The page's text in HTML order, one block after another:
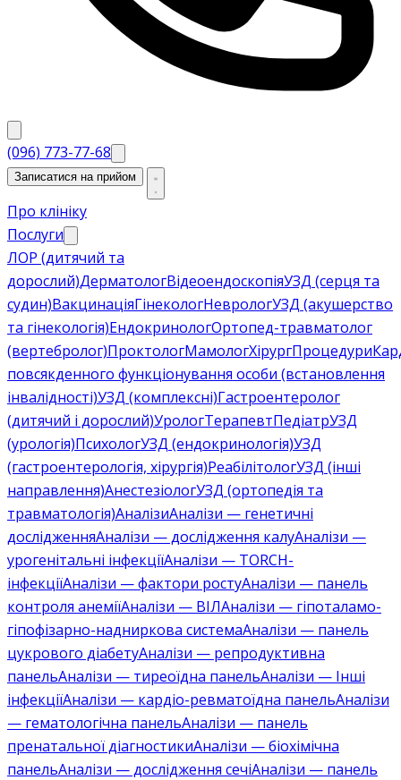
(096) 773-77-68
Записатися на прийом
Про клініку
Послуги
ЛОР (дитячий та
дорослий)ДерматологВідеоендоскопіяУЗД (серця та
судин)ВакцинаціяГінекологНеврологУЗД (акушерство
та гінекологія)ЕндокринологОртопед-травматолог
(вертебролог)ПроктологМамологХірургПроцедури
повсякденного функціонування особи (встановлення
інвалідності)УЗД (комплексні)Гастроентеролог
(дитячий і дорослий)УрологТерапевтПедіатрУЗД
(урологія)ПсихологУЗД (ендокринологія)УЗД
(гастроентерологія, хірургія)РеабілітологУЗД (інші
направлення)АнестезіологУЗД (ортопедія та
травматологія)АналізиАналізи — генетичні
дослідженняАналізи — дослідження калуАналізи —
урогенітальні інфекціїАналізи — TORCH-
інфекціїАналізи — фактори ростуАналізи — панель
контроля анеміїАналізи — ВІЛАналізи — гіпоталамо-
гіпофізарно-надниркова системаАналізи — панель
цукрового діабетуАналізи — репродуктивна
панельАналізи — тиреоїдна панельАналізи — Інші
інфекціїАналізи — кардіо-ревматоїдна панельАналізи
— гематологічна панельАналізи — панель
пренатальної діагностикиАналізи — біохімічна
панельАналізи — дослідження сечіАналізи — панель